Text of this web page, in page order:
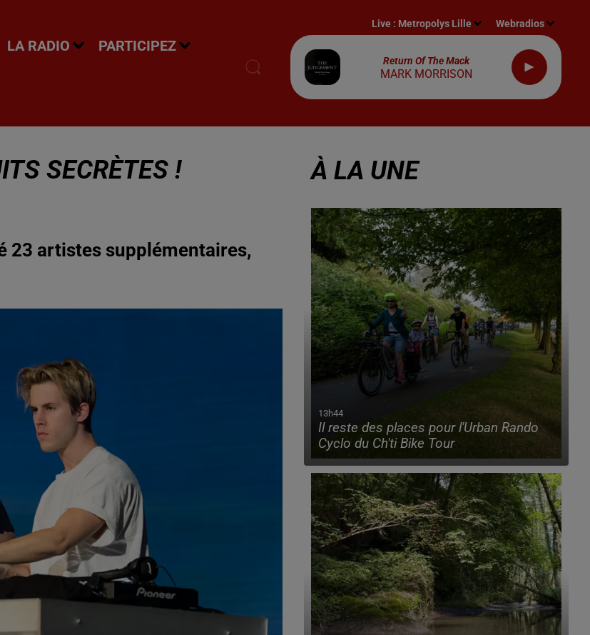
LA RADIO PARTICIPEZ
Live : Metropolys Lille Webradios
Return Of The Mack
MARK MORRISON
SECRÈTES !
23 artistes supplémentaires,
À LA UNE
13h44
Il reste des places pour l'Urban Rando
Cyclo du Ch'ti Bike Tour